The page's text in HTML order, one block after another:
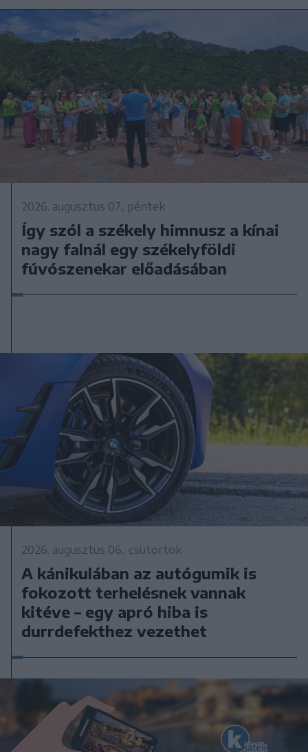
2026. augusztus 07., péntek
Így szól a székely himnusz a kínai
nagy falnál egy székelyföldi
fúvószenekar előadásában
2026. augusztus 06., csütörtök
A kánikulában az autógumik is
fokozott terhelésnek vannak
kitéve – egy apró hiba is
durrdefekthez vezethet